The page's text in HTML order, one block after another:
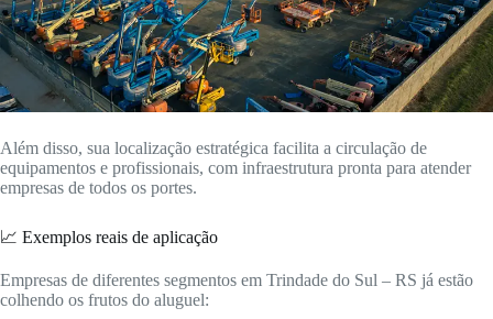
Além disso, sua localização estratégica facilita a circulação de
equipamentos e profissionais, com infraestrutura pronta para atender
empresas de todos os portes.
📈 Exemplos reais de aplicação
Empresas de diferentes segmentos em Trindade do Sul – RS já estão
colhendo os frutos do aluguel: